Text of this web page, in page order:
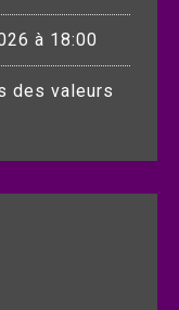
à 18:00
des valeurs